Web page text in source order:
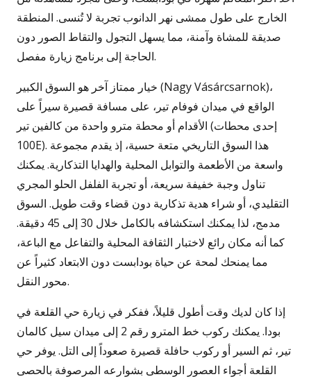
الخارج على طول ممشى نهر الدانوب تجربة لا تُنسى. المنطقة
صديقة للمشاة وآمنة، مما يسهل التجول والتقاط الصور دون
الحاجة إلى برنامج زيارة مفصل.
خيار ممتاز آخر هو السوق الكبير (Nagy Vásárcsarnok)،
الواقع في ميدان فوفام تير، على مسافة قصيرة سيراً على
الأقدام أو محطة مترو واحدة من كالفين تير (إحدى محطات
100E). هذا السوق التاريخي متعة حسية، إذ يقدم مجموعة
واسعة من الأطعمة والتوابل المحلية والهدايا التذكارية. يمكنك
تناول وجبة خفيفة سريعة، أو تجربة الفلفل الحلو المجري
التقليدي، أو شراء هدية تذكارية دون قضاء وقت طويل. السوق
مدمج، لذا يمكنك استكشافه بالكامل خلال 30 إلى 45 دقيقة.
كما أنه مكان رائع لاختبار الثقافة المحلية والتفاعل مع الباعة،
مما يمنحك لمحة عن حياة بودابست دون الابتعاد كثيراً عن
محور النقل.
إذا كان لديك وقت أطول قليلاً، ففكر في زيارة حي القلعة في
بودا. يمكنك ركوب خط المترو رقم 2 إلى ميدان سيل كالمان
تير، ثم السير أو ركوب حافلة قصيرة صعوداً إلى التل. يوفر حي
القلعة أجواء العصور الوسطى بشوارعه المرصوفة بالحصى